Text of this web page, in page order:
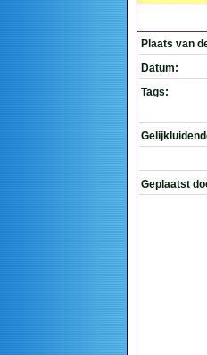
Plaats van
Datum:
Tags:
Geplaatst